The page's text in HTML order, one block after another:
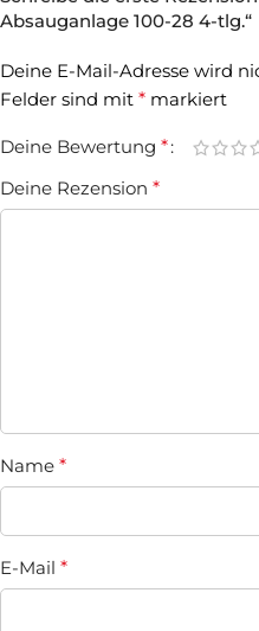
Absauganlage 100-28 4-tlg.“
Deine E-Mail-Adresse wird
Felder sind mit * markiert
Deine Bewertung *
Deine Rezension *
Name *
E-Mail *